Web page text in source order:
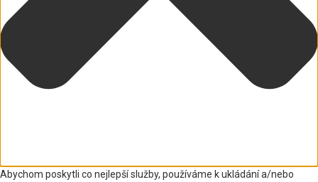
Abychom poskytli co nejlepší služby, používáme k ukládání a/nebo